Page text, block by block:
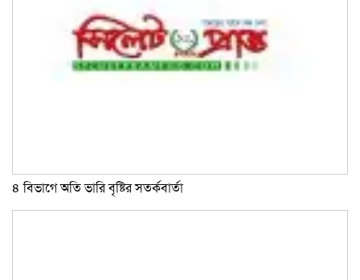
৪ বিভাগে অতি ভারি বৃষ্টির সতর্কবার্তা